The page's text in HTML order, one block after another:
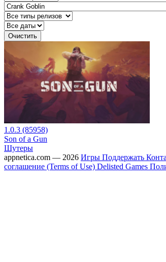
Очистить
1.0.3 (85958)
Son of a Gun
Шутеры
appnetica.com — 2026 Игры Поддержать
соглашение (Terms of Use) Delisted Games